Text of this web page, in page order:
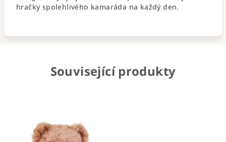
hračky spolehlivého kamaráda na každý den.
Související produkty